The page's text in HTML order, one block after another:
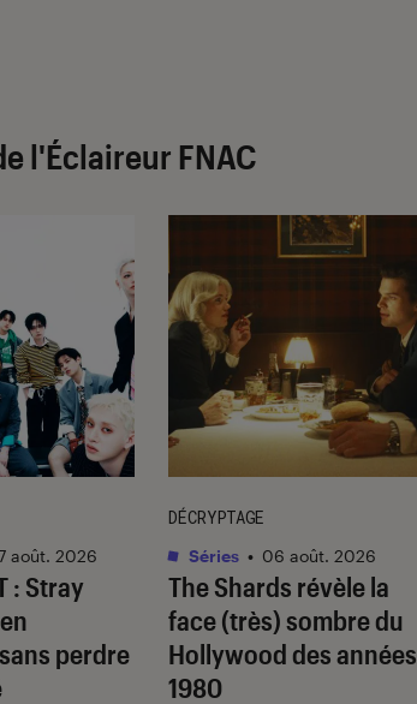
l'Éclaireur FNAC
: Stray
perdre
août. 2026
The Shards révèle la
face (très) sombre du
Hollywood des années
1980
DÉCRYPTAGE
Séries • 06 août. 2026